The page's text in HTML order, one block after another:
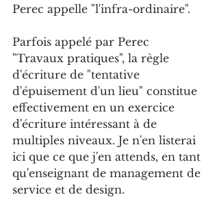
Perec appelle "l'infra-ordinaire".
Parfois appelé par Perec
"Travaux pratiques", la règle
d'écriture de "tentative
d'épuisement d'un lieu" constitue
effectivement en un exercice
d'écriture intéressant à de
multiples niveaux. Je n'en listerai
ici que ce que j'en attends, en tant
qu'enseignant de management de
service et de design.